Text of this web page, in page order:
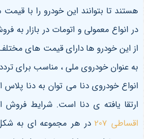
هستند تا بتوانند این خودرو را با
در انواع معمولی و اتومات در بازار
از این خودرو ها دارای قیمت های
به عنوان خودروی ملی ، مناسب برای
انواع خودروی دنا می توان به دنا پلاس
ارتقا یافته ی دنا است. شرایط فروش
اقساطی 207
در هر مجموعه ای به